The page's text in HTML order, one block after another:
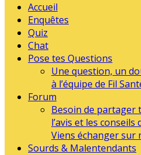
Accueil
Enquêtes
Quiz
Chat
Pose tes Questions
Une question, un
à l’équipe de Fil
Forum
Besoin de partager
l’avis et les
Viens échanger sur
Sourds & Malentendants